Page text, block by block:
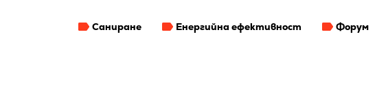
Саниране Енергийна ефективност Форум